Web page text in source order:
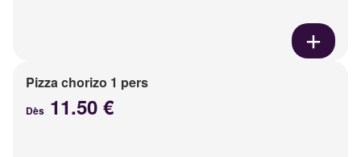
Pizza chorizo 1 pers
Dès 11.50 €